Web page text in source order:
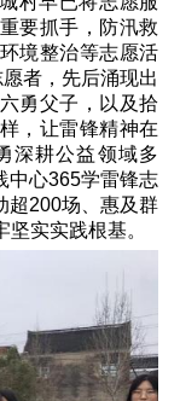
要抓手，防汛救
境整治等志愿活
者，先后涌现出
勇父子，以及拾
，让雷锋精神在
深耕公益领域多
中心365学雷锋志
超200场、惠及群
实实践根基。